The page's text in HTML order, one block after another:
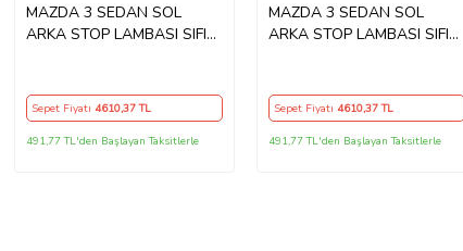
MAZDA 3 SEDAN SOL
ARKA STOP LAMBASI SIFIR
Sepet Fiyatı 4610,37 TL
491,77 TL'den Başlayan Taksitlerle
MAZDA 3 SEDAN SOL
ARKA STOP LAMBASI SIFIR
Sepet Fiyatı 4610,37 TL
491,77 TL'den Başlayan Taksitlerle